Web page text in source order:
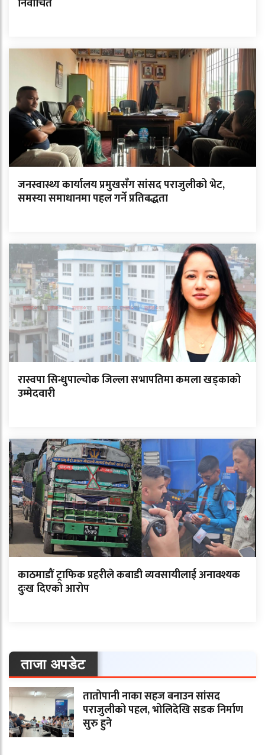
निर्वाचित
जनस्वास्थ्य कार्यालय प्रमुखसँग सांसद पराजुलीको भेट,
समस्या समाधानमा पहल गर्ने प्रतिबद्धता
रास्वपा सिन्धुपाल्चोक जिल्ला सभापतिमा कमला खड्काको
उम्मेदवारी
काठमाडौं ट्राफिक प्रहरीले कबाडी व्यवसायीलाई अनावश्यक
दुःख दिएको आरोप
ताजा अपडेट
तातोपानी नाका सहज बनाउन सांसद
पराजुलीको पहल, भोलिदेखि सडक निर्माण
सुरु हुने